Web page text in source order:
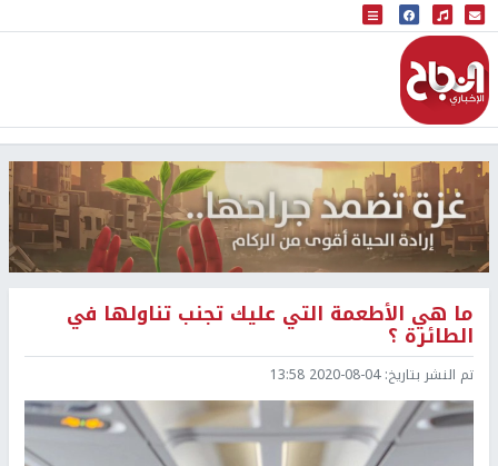
البث المباشر
إذاعة النجاح
ما هي الأطعمة التي عليك تجنب تناولها في
الطائرة ؟
تم النشر بتاريخ:2020-08-04 13:58